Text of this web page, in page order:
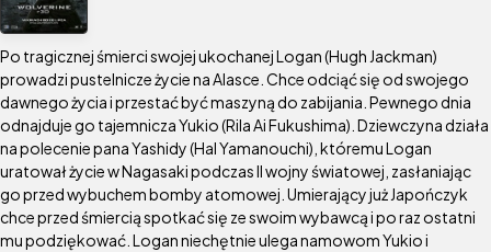
Po tragicznej śmierci swojej ukochanej Logan (Hugh Jackman)
prowadzi pustelnicze życie na Alasce. Chce odciąć się od swojego
dawnego życia i przestać być maszyną do zabijania. Pewnego dnia
odnajduje go tajemnicza Yukio (Rila Ai Fukushima). Dziewczyna działa
na polecenie pana Yashidy (Hal Yamanouchi), któremu Logan
uratował życie w Nagasaki podczas II wojny światowej, zasłaniając
go przed wybuchem bomby atomowej. Umierający już Japończyk
chce przed śmiercią spotkać się ze swoim wybawcą i po raz ostatni
mu podziękować. Logan niechętnie ulega namowom Yukio i